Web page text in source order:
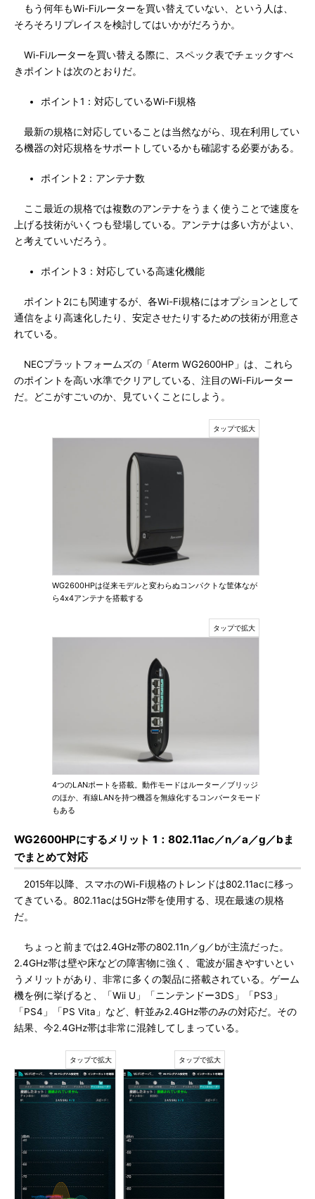
もう何年もWi-Fiルーターを買い替えていない、という人は、
そろそろリプレイスを検討してはいかがだろうか。
Wi-Fiルーターを買い替える際に、スペック表でチェックすべ
きポイントは次のとおりだ。
ポイント1：対応しているWi-Fi規格
最新の規格に対応していることは当然ながら、現在利用してい
る機器の対応規格をサポートしているかも確認する必要がある。
ポイント2：アンテナ数
ここ最近の規格では複数のアンテナをうまく使うことで速度を
上げる技術がいくつも登場している。アンテナは多い方がよい、
と考えていいだろう。
ポイント3：対応している高速化機能
ポイント2にも関連するが、各Wi-Fi規格にはオプションとして
通信をより高速化したり、安定させたりするための技術が用意さ
れている。
NECプラットフォームズの「Aterm WG2600HP」は、これら
のポイントを高い水準でクリアしている、注目のWi-Fiルーター
だ。どこがすごいのか、見ていくことにしよう。
WG2600HPは従来モデルと変わらぬコンパクトな筐体なが
ら4x4アンテナを搭載する
4つのLANポートを搭載。動作モードはルーター／ブリッジ
のほか、有線LANを持つ機器を無線化するコンバータモード
もある
WG2600HPにするメリット 1：802.11ac／n／a／g／bま
でまとめて対応
2015年以降、スマホのWi-Fi規格のトレンドは802.11acに移っ
てきている。802.11acは5GHz帯を使用する、現在最速の規格
だ。
ちょっと前までは2.4GHz帯の802.11n／g／bが主流だった。
2.4GHz帯は壁や床などの障害物に強く、電波が届きやすいとい
うメリットがあり、非常に多くの製品に搭載されている。ゲーム
機を例に挙げると、「Wii U」「ニンテンドー3DS」「PS3」
「PS4」「PS Vita」など、軒並み2.4GHz帯のみの対応だ。その
結果、今2.4GHz帯は非常に混雑してしまっている。